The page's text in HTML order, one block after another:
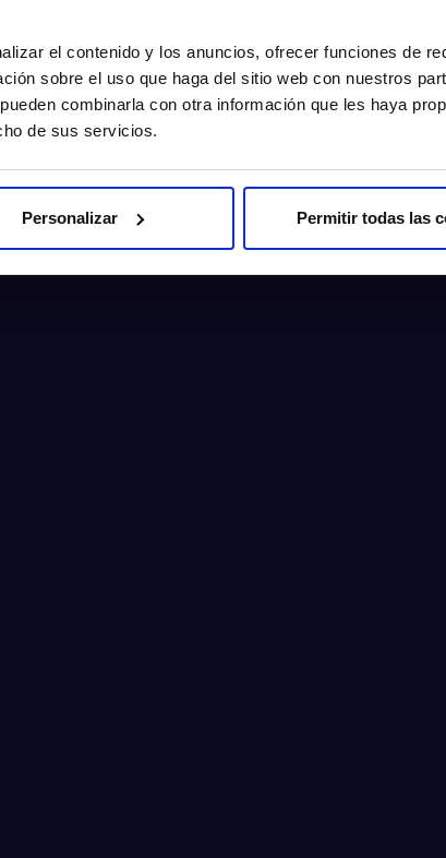
el contenido y los anuncios, ofrecer funciones de
sobre el uso que haga del sitio web con nuestros
combinarla con otra información que les haya
de sus servicios.
Personalizar Permitir todas las